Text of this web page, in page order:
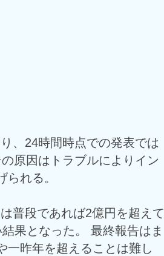
、24時間時点での発表では
原因はトラブルによりイン
れる。
普段であれば2億円を超えて
果となった。 最終報告はま
一昨年を超えることは難し